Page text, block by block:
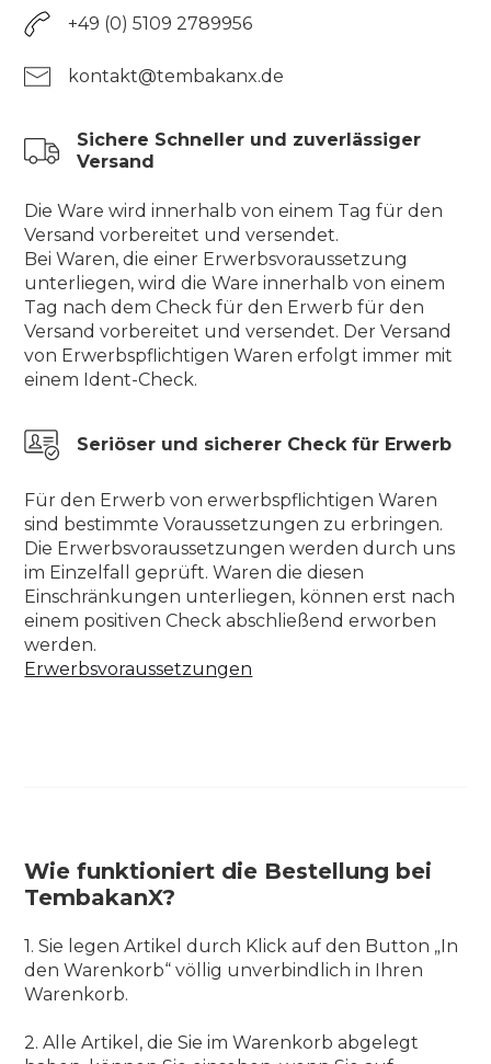
+49 (0) 5109 2789956
kontakt@tembakanx.de
Sichere Schneller und zuverlässiger
Versand
Die Ware wird innerhalb von einem Tag für den
Versand vorbereitet und versendet.
Bei Waren, die einer Erwerbsvoraussetzung
unterliegen, wird die Ware innerhalb von einem
Tag nach dem Check für den Erwerb für den
Versand vorbereitet und versendet. Der Versand
von Erwerbspflichtigen Waren erfolgt immer mit
einem Ident-Check.
Seriöser und sicherer Check für Erwerb
Für den Erwerb von erwerbspflichtigen Waren
sind bestimmte Voraussetzungen zu erbringen.
Die Erwerbsvoraussetzungen werden durch uns
im Einzelfall geprüft. Waren die diesen
Einschränkungen unterliegen, können erst nach
einem positiven Check abschließend erworben
werden.
Erwerbsvoraussetzungen
Wie funktioniert die Bestellung bei
TembakanX?
1. Sie legen Artikel durch Klick auf den Button „In
den Warenkorb“ völlig unverbindlich in Ihren
Warenkorb.
2. Alle Artikel, die Sie im Warenkorb abgelegt